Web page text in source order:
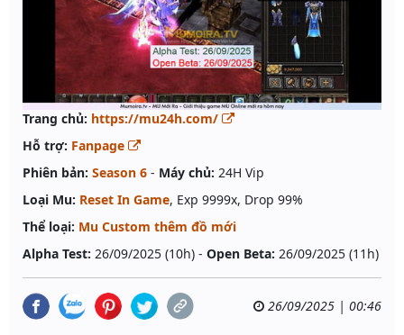
Trang chủ: https://mu24h.com/
Hỗ trợ: Fanpage
Phiên bản: Season 6 - Máy chủ: 24H Vip
Loại Mu: Reset In Game, Exp 9999x, Drop 99%
Thể loại: Mu Custom thêm đồ mới
Alpha Test: 26/09/2025 (10h) - Open Beta: 26/09/2025 (11h)
26/09/2025 | 00:46